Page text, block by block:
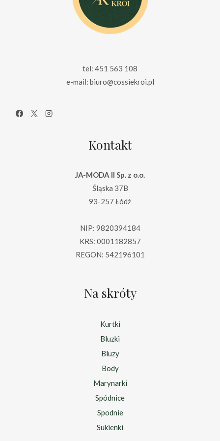
tel: 451 563 108
e-mail: biuro@cossiekroi.pl
Kontakt
JA-MODA II Sp. z o.o.
Śląska 37B
93-257 Łódź
NIP: 9820394184
KRS: 0001182857
REGON: 542196101
Na skróty
Kurtki
Bluzki
Bluzy
Body
Marynarki
Spódnice
Spodnie
Sukienki